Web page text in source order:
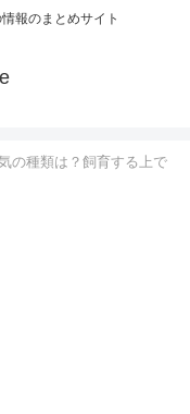
報のまとめサイト
の種類は？飼育する上で